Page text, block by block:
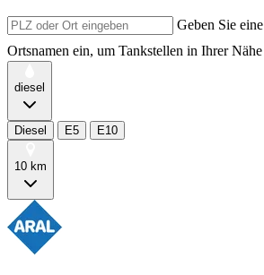
Geben Sie
Ortsnamen ein, um Tankstellen in Ihrer
diesel
Diesel E5 E10
10 km